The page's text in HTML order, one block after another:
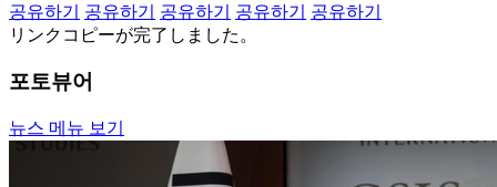
공유하기
공유하기 공유하기 공유하기
공유하기
リンクコピーが完了しました。
포토뷰어
뉴스 메뉴 보기